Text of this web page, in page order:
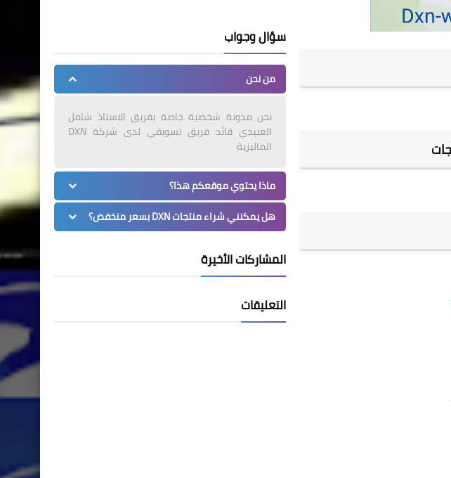
سؤال وجواب
من نحن
نحن مدونة شخصية خاصة بفريق الاستاذ شامل
العبيدي قائد فريق تسويقي لدى شركة DXN
الماليزية
ماذا يحتوي موقعكم هذا؟
هل يمكنني شراء منتجات DXN بسعر منخفض؟
المشاركات الأخيرة
التعليقات